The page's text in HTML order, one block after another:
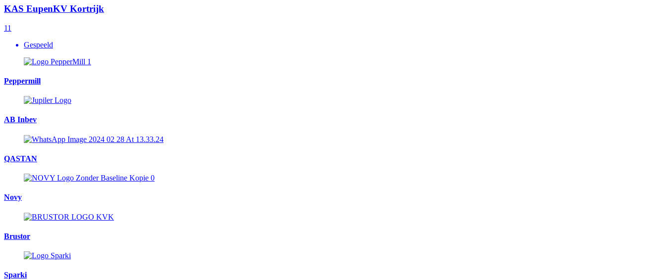
KAS EupenKV Kortrijk
11
Gespeeld
Peppermill
AB Inbev
QASTAN
Novy
Brustor
Sparki